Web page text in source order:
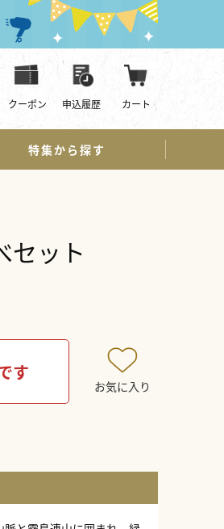
クーポン 申込履歴 カート
特集から探す
セット
す
お気に入り